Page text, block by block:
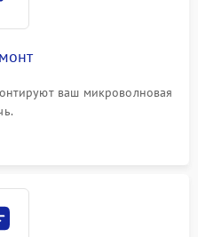
ваш микроволновая